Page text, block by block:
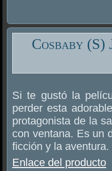
Cosbaby
Si te gustó la
perder esta
protagonista de la
con ventana. Es un
ficción y la
Enlace del producto